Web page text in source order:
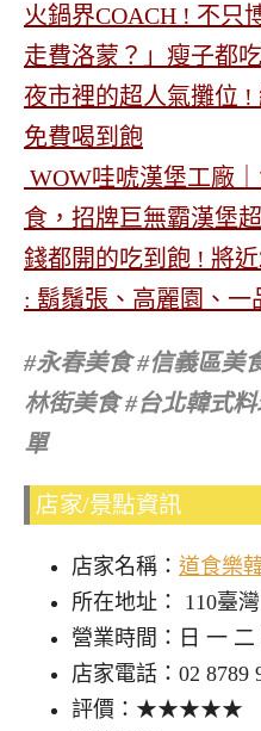
火鍋界COACH ! 不只
走費洛蒙？」瘦子都
夜市裡的超人氣攤位 !
免費喝到飽
WOW哇唬漢堡工廠
食，招牌巨無霸漢堡
錢都開的吃到飽 ! 將
: 鬍鬚張、高麗園、
#永春美食 #信義區美
林街美食 #台北韓式
單
店家/景點資訊
店家名稱： 道食樂
所在地址： 110臺
營業時間：日 一 二
店家電話：02 8789
評價：★★★★★